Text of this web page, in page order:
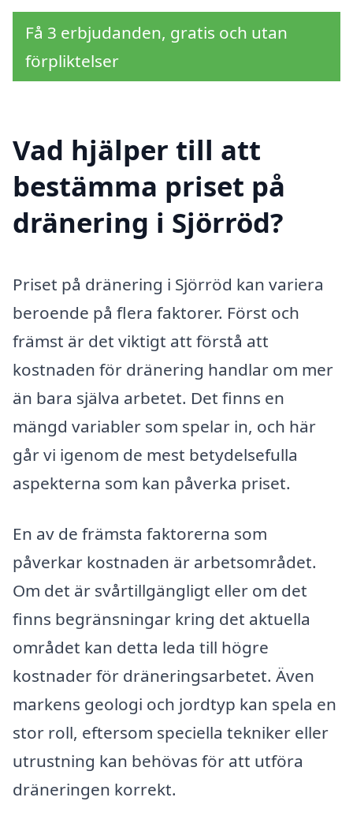
Få 3 erbjudanden, gratis och utan
förpliktelser
Vad hjälper till att
bestämma priset på
dränering i Sjörröd?
Priset på dränering i Sjörröd kan variera
beroende på flera faktorer. Först och
främst är det viktigt att förstå att
kostnaden för dränering handlar om mer
än bara själva arbetet. Det finns en
mängd variabler som spelar in, och här
går vi igenom de mest betydelsefulla
aspekterna som kan påverka priset.
En av de främsta faktorerna som
påverkar kostnaden är arbetsområdet.
Om det är svårtillgängligt eller om det
finns begränsningar kring det aktuella
området kan detta leda till högre
kostnader för dräneringsarbetet. Även
markens geologi och jordtyp kan spela en
stor roll, eftersom speciella tekniker eller
utrustning kan behövas för att utföra
dräneringen korrekt.